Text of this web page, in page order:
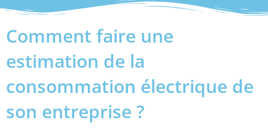
Comment faire une
estimation de la
consommation électrique de
son entreprise ?